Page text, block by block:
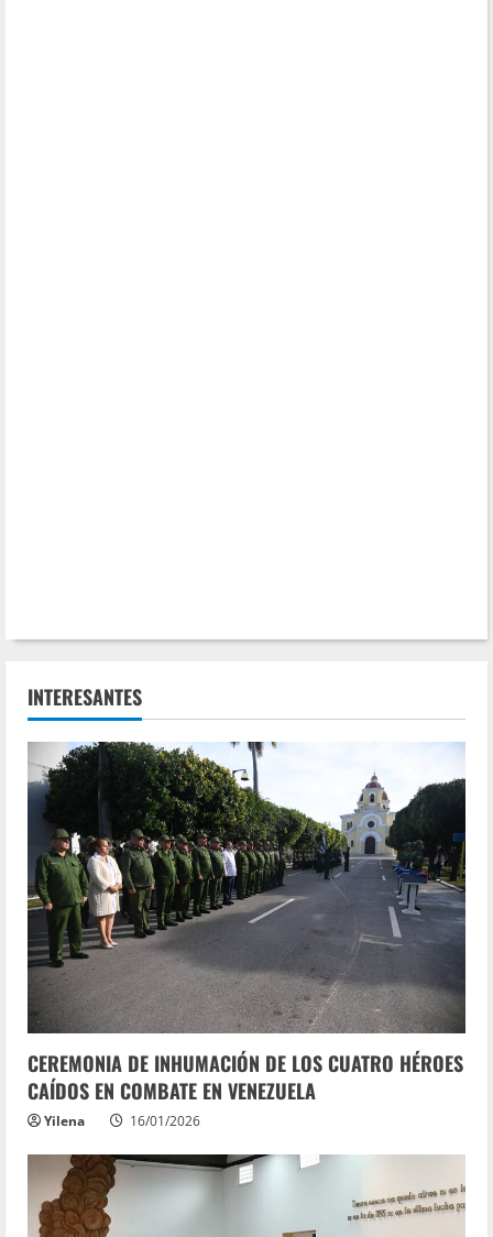
INTERESANTES
CEREMONIA DE INHUMACIÓN DE LOS CUATRO HÉROES
CAÍDOS EN COMBATE EN VENEZUELA
Yilena 16/01/2026